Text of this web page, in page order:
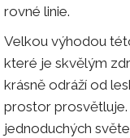
rovné linie.
Velkou výhodou
které je skvělým
krásně odráží od
prostor prosvětluje.
jednoduchých